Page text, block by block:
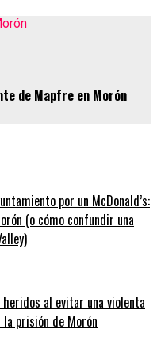
de Mapfre en Morón
por un McDonald’s:
(o cómo confundir una
al evitar una violenta
prisión de Morón